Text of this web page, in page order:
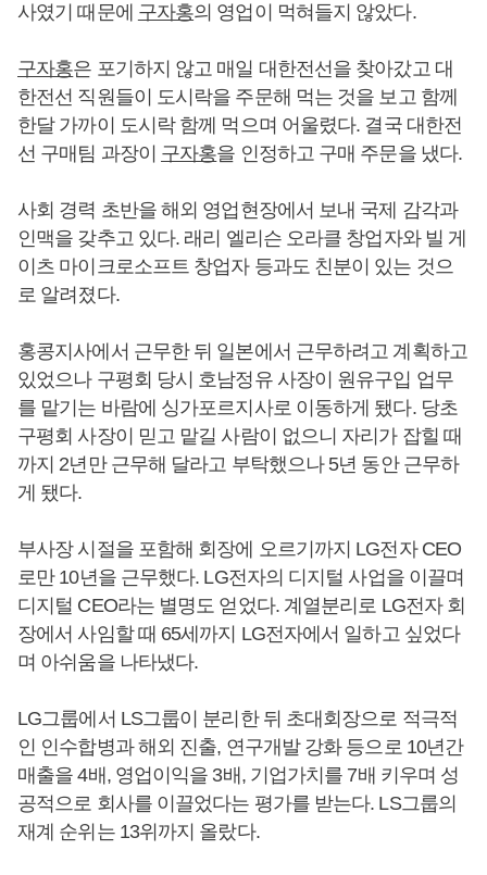
사였기 때문에 구자홍의 영업이 먹혀들지 않았다.
구자홍은 포기하지 않고 매일 대한전선을 찾아갔고 대
한전선 직원들이 도시락을 주문해 먹는 것을 보고 함께
한달 가까이 도시락 함께 먹으며 어울렸다. 결국 대한전
선 구매팀 과장이 구자홍을 인정하고 구매 주문을 냈다.
사회 경력 초반을 해외 영업현장에서 보내 국제 감각과
인맥을 갖추고 있다. 래리 엘리슨 오라클 창업자와 빌 게
이츠 마이크로소프트 창업자 등과도 친분이 있는 것으
로 알려졌다.
홍콩지사에서 근무한 뒤 일본에서 근무하려고 계획하고
있었으나 구평회 당시 호남정유 사장이 원유구입 업무
를 맡기는 바람에 싱가포르지사로 이동하게 됐다. 당초
구평회 사장이 믿고 맡길 사람이 없으니 자리가 잡힐 때
까지 2년만 근무해 달라고 부탁했으나 5년 동안 근무하
게 됐다.
부사장 시절을 포함해 회장에 오르기까지 LG전자 CEO
로만 10년을 근무했다. LG전자의 디지털 사업을 이끌며
디지털 CEO라는 별명도 얻었다. 계열분리로 LG전자 회
장에서 사임할 때 65세까지 LG전자에서 일하고 싶었다
며 아쉬움을 나타냈다.
LG그룹에서 LS그룹이 분리한 뒤 초대회장으로 적극적
인 인수합병과 해외 진출, 연구개발 강화 등으로 10년간
매출을 4배, 영업이익을 3배, 기업가치를 7배 키우며 성
공적으로 회사를 이끌었다는 평가를 받는다. LS그룹의
재계 순위는 13위까지 올랐다.